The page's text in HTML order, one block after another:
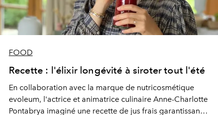
FOOD
Recette : l'élixir longévité à siroter tout l'été
En collaboration avec la marque de nutricosmétique
evoleum, l'actrice et animatrice culinaire Anne-Charlotte
Pontabrya imaginé une recette de jus frais garantissant